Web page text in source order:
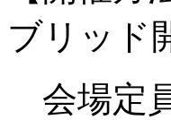
ブリッド
会場定